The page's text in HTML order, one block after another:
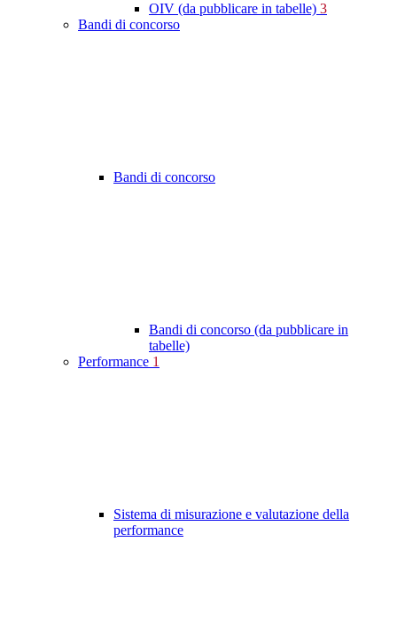
OIV (da pubblicare in tabelle) 3
Bandi di concorso
Bandi di concorso
Bandi di concorso (da pubblicare in
tabelle)
Performance 1
Sistema di misurazione e valutazione della
performance